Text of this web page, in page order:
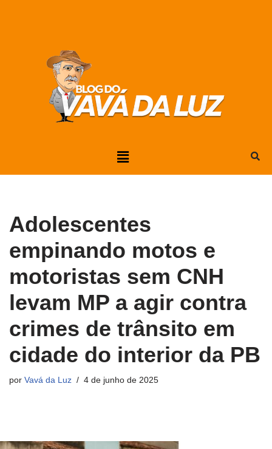
Adolescentes
empinando motos e
motoristas sem CNH
levam MP a agir contra
crimes de trânsito em
cidade do interior da PB
por Vavá da Luz 4 de junho de 2025